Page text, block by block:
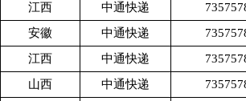
江西 中通快递
安徽 中通快递
江西 中通快递
山西 中通快递